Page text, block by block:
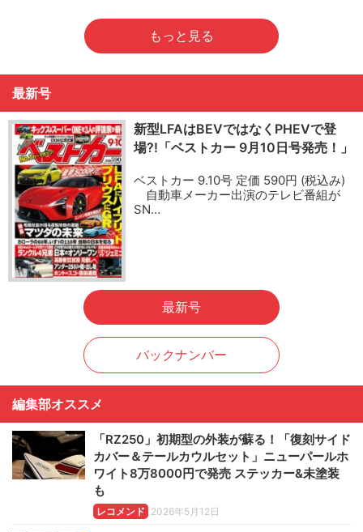
もっと見る
最新号
新型LFAはBEVではなくPHEVで登
場?!「ベストカー 9月10日号発売！」
ベストカー 9.10号 定価 590円 (税込み)
自動車メーカー出演のテレビ番組が
SN…
最新号
バックナンバー
編集部オススメ
「RZ250」初期型の外装が蘇る！「復刻サイド
カバー＆テールカウルセット」ニューパールホ
ワイト8万8000円で発売 ステッカー&未塗装
も
レコメンド 2026年5月12日